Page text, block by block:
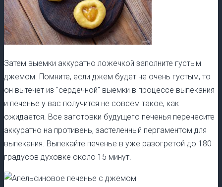
Затем выемки аккуратно ложечкой заполните густым
джемом. Помните, если джем будет не очень густым, то
он вытечет из "сердечной" выемки в процессе выпекания
и печенье у вас получится не совсем такое, как
ожидается. Все заготовки будущего печенья перенесите
аккуратно на противень, застеленный пергаментом для
выпекания. Выпекайте печенье в уже разогретой до 180
градусов духовке около 15 минут.